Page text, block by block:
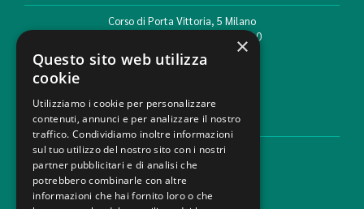
Corso di Porta Vittoria, 5 Milano
T. +39 02 777351 F. +39 02 784510
info@mbg.legal
AREE LEGALI
Aree di Competenza
Settori
Studio legale
Contatti
×
Questo sito web utilizza
cookie
Utilizziamo i cookie per personalizzare
contenuti, annunci e per analizzare il nostro
traffico. Condividiamo inoltre informazioni
sul tuo utilizzo del nostro sito con i nostri
partner pubblicitari e di analisi che
potrebbero combinarle con altre
informazioni che hai fornito loro o che